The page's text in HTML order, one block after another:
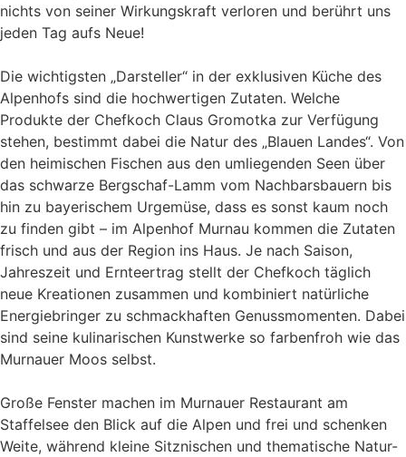
nichts von seiner Wirkungskraft verloren und berührt uns
jeden Tag aufs Neue!
Die wichtigsten „Darsteller“ in der exklusiven Küche des
Alpenhofs sind die hochwertigen Zutaten. Welche
Produkte der Chefkoch Claus Gromotka zur Verfügung
stehen, bestimmt dabei die Natur des „Blauen Landes“. Von
den heimischen Fischen aus den umliegenden Seen über
das schwarze Bergschaf-Lamm vom Nachbarsbauern bis
hin zu bayerischem Urgemüse, dass es sonst kaum noch
zu finden gibt – im Alpenhof Murnau kommen die Zutaten
frisch und aus der Region ins Haus. Je nach Saison,
Jahreszeit und Ernteertrag stellt der Chefkoch täglich
neue Kreationen zusammen und kombiniert natürliche
Energiebringer zu schmackhaften Genussmomenten. Dabei
sind seine kulinarischen Kunstwerke so farbenfroh wie das
Murnauer Moos selbst.
Große Fenster machen im Murnauer Restaurant am
Staffelsee den Blick auf die Alpen und frei und schenken
Weite, während kleine Sitznischen und thematische Natur-